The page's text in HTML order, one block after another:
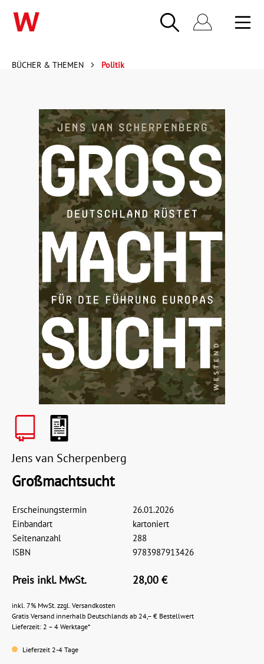
BÜCHER & THEMEN Politik
Jens van Scherpenberg
Großmachtsucht
Erscheinungstermin
26.01.2026
Einbandart
kartoniert
Seitenanzahl
288
ISBN
9783987913426
Preis inkl. MwSt. 28,00 €
inkl. 7% MwSt. zzgl. Versandkosten
Gratis Versand innerhalb Deutschlands ab 24,– € Bestellwert
Lieferzeit: 2 – 4 Werktage*
Lieferzeit 2-4 Tage